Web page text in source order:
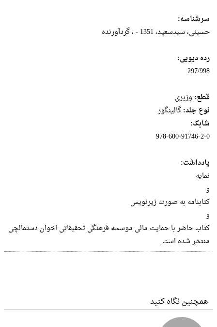
سرشناسه:
حسینی، سیدسعید، ‏‫1351 - ‏، گردآورنده
رده دیویی:
297/998
قطع: وزيرى
نوع جلد:گالینگور
شابک:
978-600-91746-2-0
یادداشت:
نمایه
و
کتابنامه به صورت زیرنویس
و
کتاب حاضر با حمایت مالی موسسه فرهنگی تحقیقاتی اخوان دستمالچی
منتشر شده است.
همچنین نگاه کنید